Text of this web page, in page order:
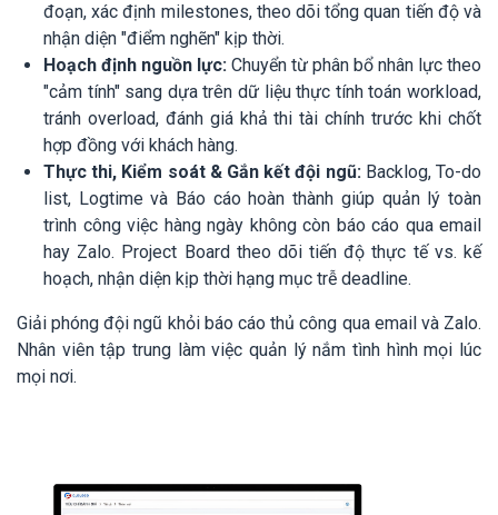
đoạn, xác định milestones, theo dõi tổng quan tiến độ và
nhận diện "điểm nghẽn" kịp thời.
Hoạch định nguồn lực: Chuyển từ phân bổ nhân lực theo
"cảm tính" sang dựa trên dữ liệu thực tính toán workload,
tránh overload, đánh giá khả thi tài chính trước khi chốt
hợp đồng với khách hàng.
Thực thi, Kiểm soát & Gắn kết đội ngũ:Backlog, To-do
list, Logtime và Báo cáo hoàn thành giúp quản lý toàn
trình công việc hàng ngày không còn báo cáo qua email
hay Zalo. Project Board theo dõi tiến độ thực tế vs. kế
hoạch, nhận diện kịp thời hạng mục trễ deadline.
Giải phóng đội ngũ khỏi báo cáo thủ công qua email và Zalo.
Nhân viên tập trung làm việc quản lý nắm tình hình mọi lúc
mọi nơi.